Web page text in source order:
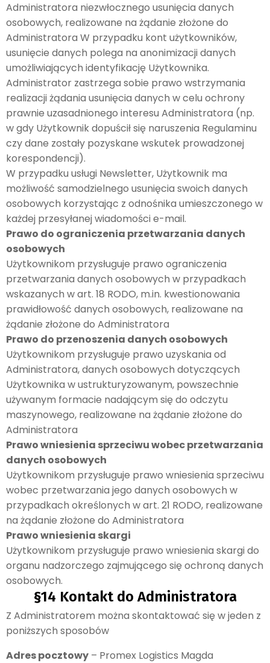
Administratora niezwłocznego usunięcia danych
osobowych, realizowane na żądanie złożone do
Administratora W przypadku kont użytkowników,
usunięcie danych polega na anonimizacji danych
umożliwiających identyfikację Użytkownika.
Administrator zastrzega sobie prawo wstrzymania
realizacji żądania usunięcia danych w celu ochrony
prawnie uzasadnionego interesu Administratora (np.
w gdy Użytkownik dopuścił się naruszenia Regulaminu
czy dane zostały pozyskane wskutek prowadzonej
korespondencji).
W przypadku usługi Newsletter, Użytkownik ma
możliwość samodzielnego usunięcia swoich danych
osobowych korzystając z odnośnika umieszczonego w
każdej przesyłanej wiadomości e-mail.
Prawo do ograniczenia przetwarzania danych
osobowych
Użytkownikom przysługuje prawo ograniczenia
przetwarzania danych osobowych w przypadkach
wskazanych w art. 18 RODO, m.in. kwestionowania
prawidłowość danych osobowych, realizowane na
żądanie złożone do Administratora
Prawo do przenoszenia danych osobowych
Użytkownikom przysługuje prawo uzyskania od
Administratora, danych osobowych dotyczących
Użytkownika w ustrukturyzowanym, powszechnie
używanym formacie nadającym się do odczytu
maszynowego, realizowane na żądanie złożone do
Administratora
Prawo wniesienia sprzeciwu wobec przetwarzania
danych osobowych
Użytkownikom przysługuje prawo wniesienia sprzeciwu
wobec przetwarzania jego danych osobowych w
przypadkach określonych w art. 21 RODO, realizowane
na żądanie złożone do Administratora
Prawo wniesienia skargi
Użytkownikom przysługuje prawo wniesienia skargi do
organu nadzorczego zajmującego się ochroną danych
osobowych.
§14 Kontakt do Administratora
Z Administratorem można skontaktować się w jeden z
poniższych sposobów
Adres pocztowy – Promex Logistics Magda